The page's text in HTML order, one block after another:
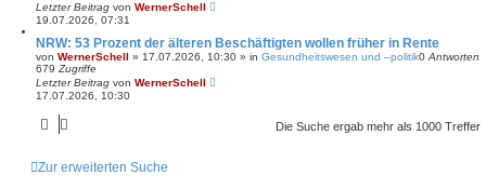
Letzter Beitrag von WernerSchell
19.07.2026, 07:31
NRW: 53 Prozent der älteren Beschäftigten wollen früher in Rente
von WernerSchell » 17.07.2026, 10:30 » in Gesundheitswesen und –politik0 Antworten
679 Zugriffe
Letzter Beitrag von WernerSchell
17.07.2026, 10:30
Die Suche ergab mehr als 1000 Treffer
Zur erweiterten Suche